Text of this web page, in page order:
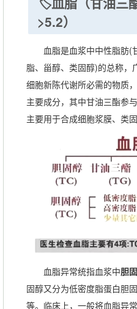
>5.2）
血脂是血浆中中性脂肪(
脂、甾醇、类固醇)的总称，
细胞新陈代谢所必需的物质
主要成分，其中甘油三酯参
主要用于合成细胞浆膜、类
血脂异常统指血浆中胆
固醇又分为低密度脂蛋白胆
等。临床上，一般将血脂异